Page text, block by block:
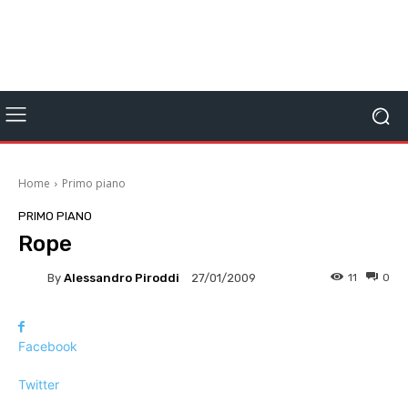
Home Primo piano
PRIMO PIANO
Rope
By Alessandro Piroddi 27/01/2009 0
11
Facebook
Twitter